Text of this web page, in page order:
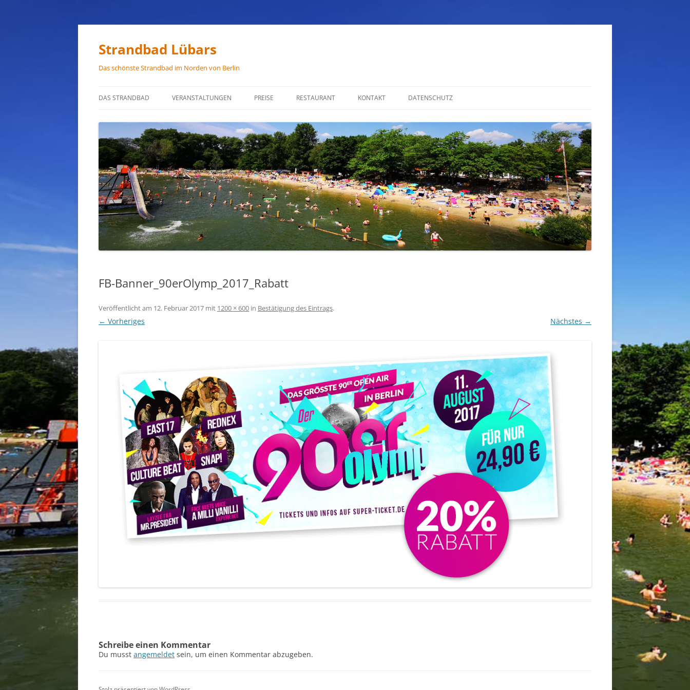
Zum
Strandbad Lübars
Das schönste Strandbad im Norden von Berlin
DAS STRANDBAD
ANFAHRT
HAUSORDNUNG
VERMIETUNG
PRESSEFOTOS
JOB-ANGEBOTE
VERANSTALTUNGEN PREISE RESTAURANT
ÖFFNUNGSZEITEN
PARTYSERVICE
RÄUMLICHKEITEN
KONTAKT DATENSCHUTZ
FB-Banner_90erOlymp_2017_Rabatt
Veröffentlicht am 12. Februar 2017 mit 1200 × 600 in Bestätigung des Eintrags.
← Vorheriges Nächstes →
Schreibe einen Kommentar
Du musst angemeldet sein, um einen Kommentar abzugeben.